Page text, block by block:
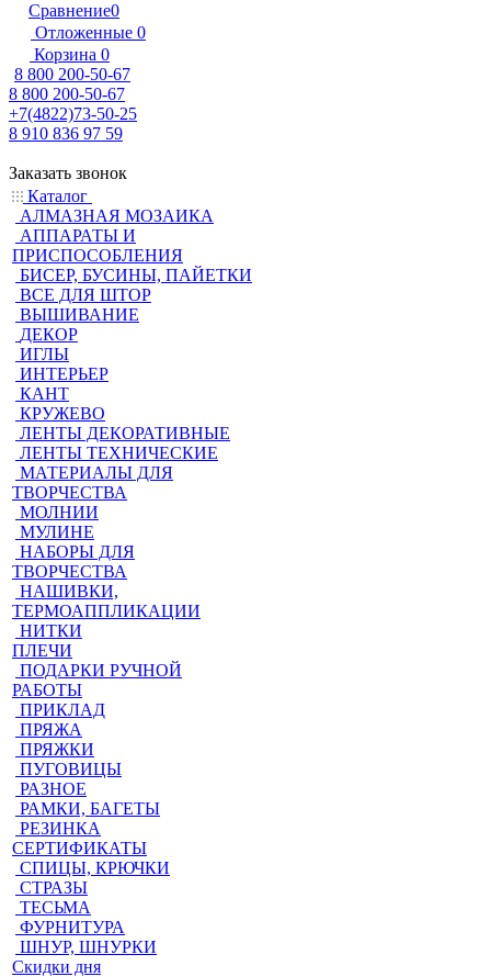
Сравнение0
Отложенные 0
Корзина 0
8 800 200-50-67
8 800 200-50-67
+7(4822)73-50-25
8 910 836 97 59
Заказать звонок
Каталог
АЛМАЗНАЯ МОЗАИКА
АППАРАТЫ И
ПРИСПОСОБЛЕНИЯ
БИСЕР, БУСИНЫ, ПАЙЕТКИ
ВСЕ ДЛЯ ШТОР
ВЫШИВАНИЕ
ДЕКОР
ИГЛЫ
ИНТЕРЬЕР
КАНТ
КРУЖЕВО
ЛЕНТЫ ДЕКОРАТИВНЫЕ
ЛЕНТЫ ТЕХНИЧЕСКИЕ
МАТЕРИАЛЫ ДЛЯ
ТВОРЧЕСТВА
МОЛНИИ
МУЛИНЕ
НАБОРЫ ДЛЯ
ТВОРЧЕСТВА
НАШИВКИ,
ТЕРМОАППЛИКАЦИИ
НИТКИ
ПЛЕЧИ
ПОДАРКИ РУЧНОЙ
РАБОТЫ
ПРИКЛАД
ПРЯЖА
ПРЯЖКИ
ПУГОВИЦЫ
РАЗНОЕ
РАМКИ, БАГЕТЫ
РЕЗИНКА
СЕРТИФИКАТЫ
СПИЦЫ, КРЮЧКИ
СТРАЗЫ
ТЕСЬМА
ФУРНИТУРА
ШНУР, ШНУРКИ
Скидки дня